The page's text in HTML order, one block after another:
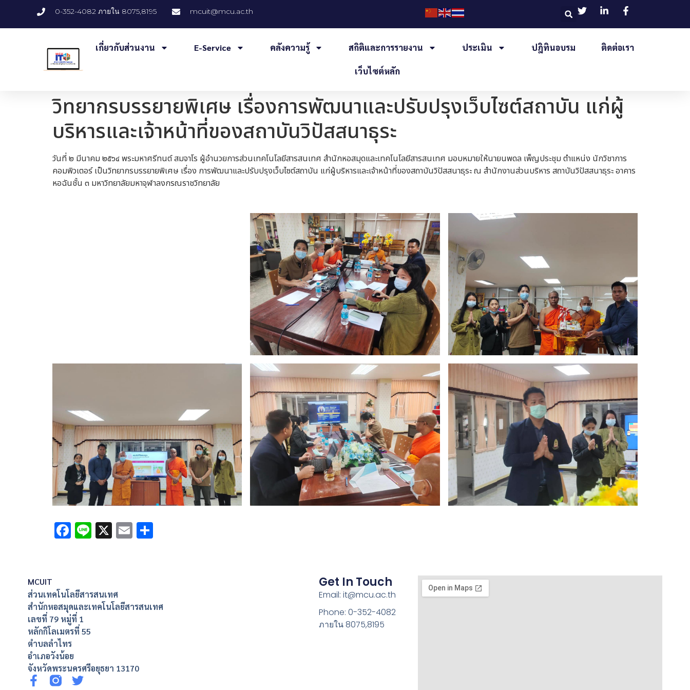
0-352-4082 ภายใน 8075,8195 mcuit@mcu.ac.th
เกี่ยวกับส่วนงาน E-Service คลังความรู้ สถิติและการรายงาน ประเมิน ปฎิทินอบรม ติดต่อเรา
เว็บไซต์หลัก
วิทยากรบรรยายพิเศษ เรื่องการพัฒนาและปรับปรุงเว็บไซต์สถาบัน แก่ผู้
บริหารและเจ้าหน้าที่ของสถาบันวิปัสสนาธุระ
วันที่ ๒ มีนาคม ๒๕๖๔ พระมหาศรีทนต์ สมจาโร ผู้อำนวยการส่วนเทคโนโลยีสารสนเทศ สำนักหอสมุดและเทคโนโลยีสารสนเทศ มอบหมายให้นายนพดล เพ็ญประชุม ตําแหน่ง นักวิชาการ
คอมพิวเตอร์ เป็นวิทยากรบรรยายพิเศษ เรื่อง การพัฒนาและปรับปรุงเว็บไซต์สถาบัน แก่ผู้บริหารและเจ้าหน้าที่ของสถาบันวิปัสสนาธุระ ณ สํานักงานส่วนบริหาร สถาบันวิปัสสนาธุระ อาคาร
หอฉันชั้น ๓ มหาวิทยาลัยมหาจุฬาลงกรณราชวิทยาลัย
Facebook
Line
X Email
MCUIT
ส่วนเทคโนโลยีสารสนเทศ
สำนักหอสมุดและเทคโนโลยีสารสนเทศ
เลขที่ 79 หมู่ที่ 1
หลักกิโลเมตรที่ 55
ตำบลลำไทร
อำเภอวังน้อย
จังหวัดพระนครศรีอยุธยา 13170
Get In Touch
Email: it@mcu.ac.th
Phone: 0-352-4082
ภายใน 8075,8195